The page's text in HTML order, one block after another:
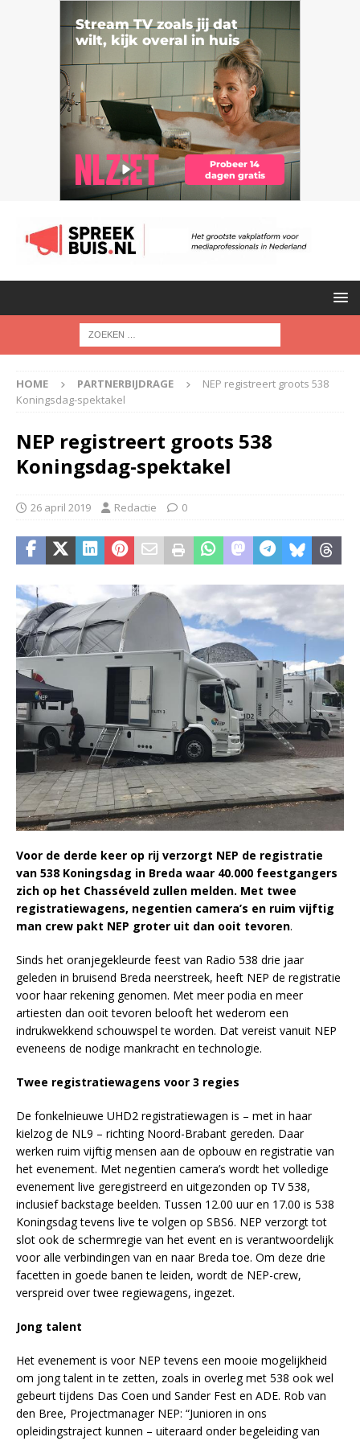
HOME PARTNERBIJDRAGE
NEP registreert groots 538
Koningsdag-spektakel
NEP registreert groots 538
Koningsdag-spektakel
26 april 2019 Redactie 0
Voor de derde keer op rij verzorgt NEP de registratie
van 538 Koningsdag in Breda waar 40.000 feestgangers
zich op het Chasséveld zullen melden. Met twee
registratiewagens, negentien camera’s en ruim vijftig
man crew pakt NEP groter uit dan ooit tevoren.
Sinds het oranjegekleurde feest van Radio 538 drie jaar
geleden in bruisend Breda neerstreek, heeft NEP de registratie
voor haar rekening genomen. Met meer podia en meer
artiesten dan ooit tevoren belooft het wederom een
indrukwekkend schouwspel te worden. Dat vereist vanuit NEP
eveneens de nodige mankracht en technologie.
Twee registratiewagens voor 3 regies
De fonkelnieuwe UHD2 registratiewagen is – met in haar
kielzog de NL9 – richting Noord-Brabant gereden. Daar
werken ruim vijftig mensen aan de opbouw en registratie van
het evenement. Met negentien camera’s wordt het volledige
evenement live geregistreerd en uitgezonden op TV 538,
inclusief backstage beelden. Tussen 12.00 uur en 17.00 is 538
Koningsdag tevens live te volgen op SBS6. NEP verzorgt tot
slot ook de schermregie van het event en is verantwoordelijk
voor alle verbindingen van en naar Breda toe. Om deze drie
facetten in goede banen te leiden, wordt de NEP-crew,
verspreid over twee regiewagens, ingezet.
Jong talent
Het evenement is voor NEP tevens een mooie mogelijkheid
om jong talent in te zetten, zoals in overleg met 538 ook wel
gebeurt tijdens Das Coen und Sander Fest en ADE. Rob van
den Bree, Projectmanager NEP: “Junioren in ons
opleidingstraject kunnen – uiteraard onder begeleiding van